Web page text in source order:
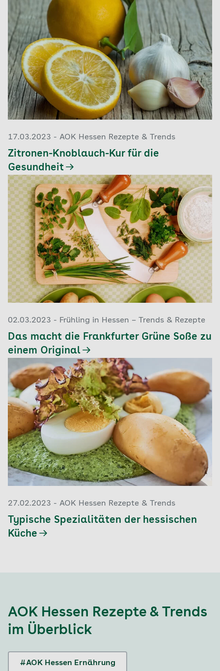
17.03.2023 - AOK Hessen Rezepte & Trends
Zitronen-Knoblauch-Kur für die
Gesundheit
02.03.2023 - Frühling in Hessen – Trends & Rezepte
Das macht die Frankfurter Grüne Soße zu
einem Original
27.02.2023 - AOK Hessen Rezepte & Trends
Typische Spezialitäten der hessischen
Küche
AOK Hessen Rezepte & Trends
im Überblick
#AOK Hessen Ernährung